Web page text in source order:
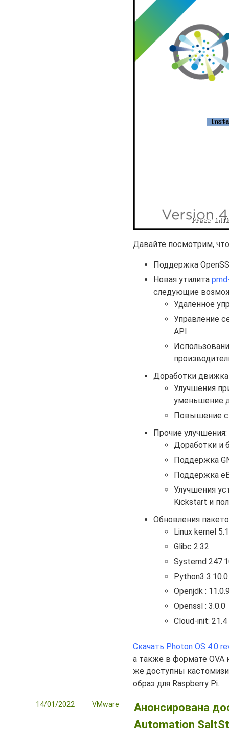
Давайте посмотрим,
Поддержка
Новая утилита
следующие
Удаленное
Управление
API
Доработки
Улучшения
уменьшение
Повышение
Прочие улучшения:
Доработки и
Поддержка
Поддержка
Улучшения
Kickstart и
Обновления
Linux kernel
Glibc 2.32
Systemd
Python3 3.10.0
Openjdk :
Openssl : 3.0.0
Cloud-init: 21.4
Скачать Photon OS 4.0
а также в формате OVA
же доступны
образ для Raspberry Pi.
14/01/2022 VMware
Анонсирована
Automation